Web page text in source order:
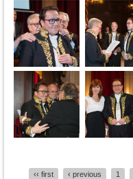
‹‹ first ‹ previous 1